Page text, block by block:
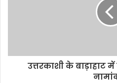
उत्तरकाशी के बाड़ाहाट